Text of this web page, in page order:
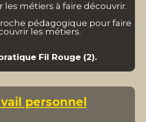
les métiers à faire découvrir.
pédagogique pour faire
les métiers.
Fil Rouge (2).
personnel